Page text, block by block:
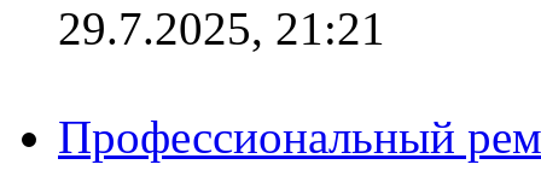
29.7.2025, 21:21
Профессиональный